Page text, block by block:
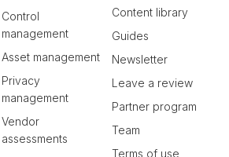
Control
management
Asset management
Privacy
management
Vendor
assessments
Content library
Guides
Newsletter
Leave a review
Partner program
Team
Terms of use